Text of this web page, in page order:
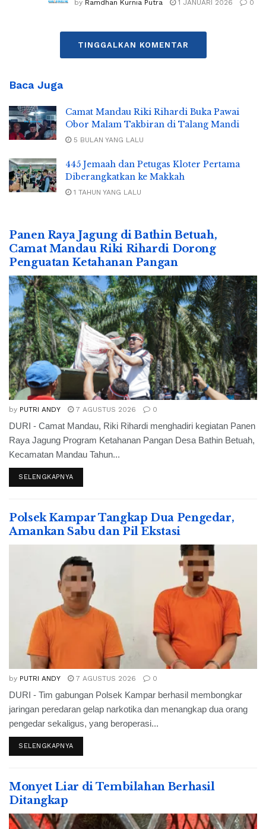
by Ramdhan Kurnia Putra 1 JANUARI 2026 0
TINGGALKAN KOMENTAR
Baca Juga
Camat Mandau Riki Rihardi Buka Pawai
Obor Malam Takbiran di Talang Mandi
5 BULAN YANG LALU
445 Jemaah dan Petugas Kloter Pertama
Diberangkatkan ke Makkah
1 TAHUN YANG LALU
Panen Raya Jagung di Bathin Betuah,
Camat Mandau Riki Rihardi Dorong
Penguatan Ketahanan Pangan
by PUTRI ANDY 7 AGUSTUS 2026 0
DURI - Camat Mandau, Riki Rihardi menghadiri kegiatan Panen
Raya Jagung Program Ketahanan Pangan Desa Bathin Betuah,
Kecamatan Mandau Tahun...
SELENGKAPNYA
Polsek Kampar Tangkap Dua Pengedar,
Amankan Sabu dan Pil Ekstasi
by PUTRI ANDY 7 AGUSTUS 2026 0
DURI - Tim gabungan Polsek Kampar berhasil membongkar
jaringan peredaran gelap narkotika dan menangkap dua orang
pengedar sekaligus, yang beroperasi...
SELENGKAPNYA
Monyet Liar di Tembilahan Berhasil
Ditangkap